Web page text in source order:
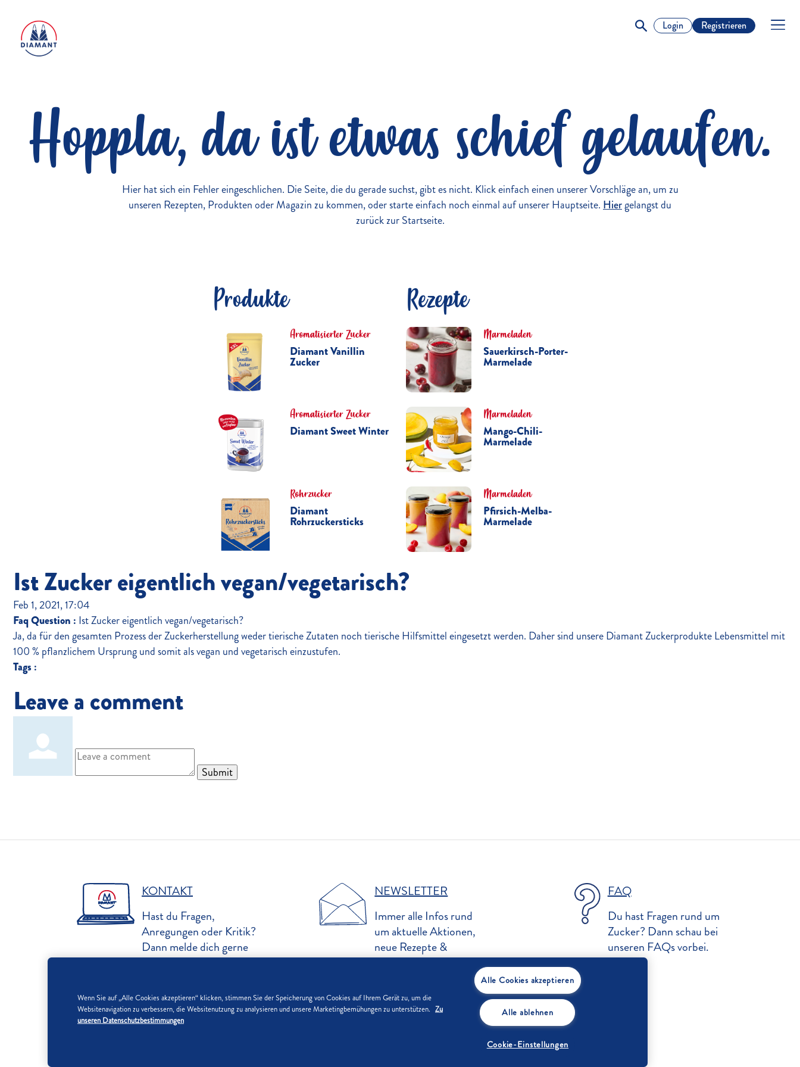
Login Registrieren
Hoppla, da ist etwas schief gelaufen.
Hier hat sich ein Fehler eingeschlichen. Die Seite, die du gerade suchst, gibt es nicht. Klick einfach einen unserer Vorschläge an, um zu
unseren Rezepten, Produkten oder Magazin zu kommen, oder starte einfach noch einmal auf unserer Hauptseite. Hiergelangst du
zurück zur Startseite.
Produkte
Aromatisierter Zucker
Diamant Vanillin
Zucker
Aromatisierter Zucker
Diamant Sweet Winter
Rohrzucker
Diamant
Rohrzuckersticks
Rezepte
Marmeladen
Sauerkirsch-Porter-
Marmelade
Marmeladen
Mango-Chili-
Marmelade
Marmeladen
Pfirsich-Melba-
Marmelade
Ist Zucker eigentlich vegan/vegetarisch?
Feb 1, 2021, 17:04
Faq Question : Ist Zucker eigentlich vegan/vegetarisch?
Ja, da für den gesamten Prozess der Zuckerherstellung weder tierische Zutaten noch tierische Hilfsmittel eingesetzt werden. Daher sind unsere Diamant Zuckerprodukte Lebensmittel mit
100 % pflanzlichem Ursprung und somit als vegan und vegetarisch einzustufen.
Tags :
Leave a comment
Submit
KONTAKT
Hast du Fragen,
Anregungen oder Kritik?
Dann melde dich gerne
bei uns.
NEWSLETTER
Immer alle Infos rund
um aktuelle Aktionen,
neue Rezepte &
Produkte erhalten!
FAQ
Du hast Fragen rund um
Zucker? Dann schau bei
unseren FAQs vorbei.
COOKIE-EINSTELLUNGEN
Wenn Sie auf „Alle Cookies akzeptieren“ klicken, stimmen Sie der Speicherung von Cookies auf Ihrem Gerät zu, um die
Websitenavigation zu verbessern, die Websitenutzung zu analysieren und unsere Marketingbemühungen zu unterstützen. Zu
unseren Datenschutzbestimmungen
Alle Cookies akzeptieren
Alle ablehnen
Cookie-Einstellungen